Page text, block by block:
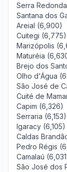
Serra
Santana dos
Areial (6,900)
Cuitegi (6,775)
Marizópolis
Maturéia
Brejo dos
Olho d'Água
São José de
Cuité de
Capim (6,326)
Serraria (6,153)
Igaracy (6,105)
Caldas
Pedro Régis
Camalaú
São José dos